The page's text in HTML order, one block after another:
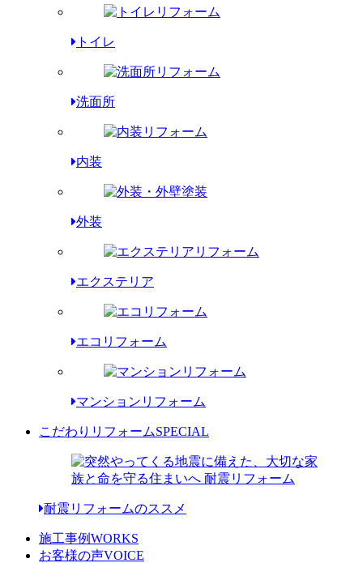
トイレ
洗面所
内装
外装
エクステリア
エコリフォーム
マンションリフォーム
こだわりリフォームSPECIAL
耐震リフォームのススメ
施工事例WORKS
お客様の声VOICE